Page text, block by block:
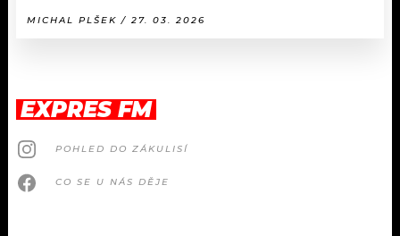
MICHAL PLŠEK / 27. 03. 2026
EXPRES FM
POHLED DO ZÁKULISÍ
CO SE U NÁS DĚJE